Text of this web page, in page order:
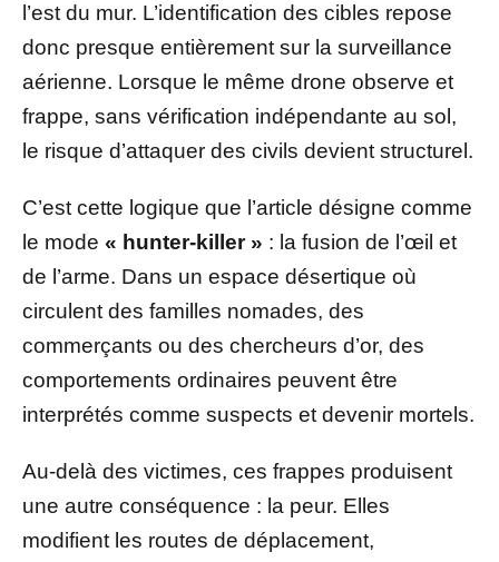
l’est du mur. L’identification des cibles repose
donc presque entièrement sur la surveillance
aérienne. Lorsque le même drone observe et
frappe, sans vérification indépendante au sol,
le risque d’attaquer des civils devient structurel.
C’est cette logique que l’article désigne comme
le mode « hunter-killer » : la fusion de l’œil et
de l’arme. Dans un espace désertique où
circulent des familles nomades, des
commerçants ou des chercheurs d’or, des
comportements ordinaires peuvent être
interprétés comme suspects et devenir mortels.
Au-delà des victimes, ces frappes produisent
une autre conséquence : la peur. Elles
modifient les routes de déplacement,